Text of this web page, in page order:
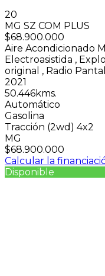
20
MG SZ COM PLUS
$68.900.000
Aire Acondicionado
Electroasistida ,
original , Radio
2021
50.446kms.
Automático
Gasolina
Tracción (2wd) 4x2
MG
$68.900.000
Calcular la
Disponible